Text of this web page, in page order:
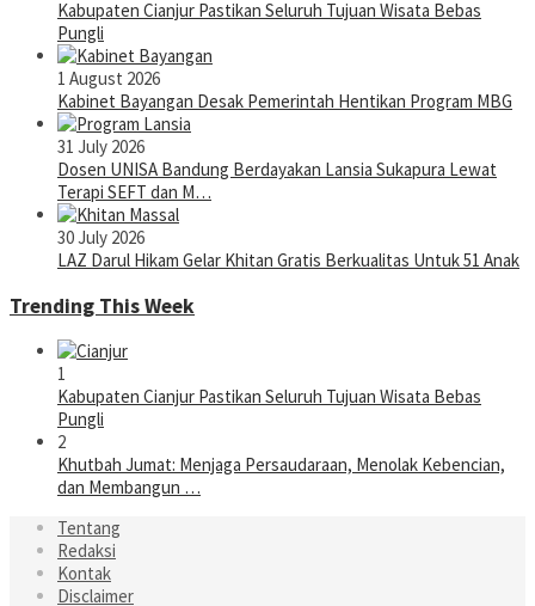
Kabupaten Cianjur Pastikan Seluruh Tujuan Wisata Bebas
Pungli
1 August 2026
Kabinet Bayangan Desak Pemerintah Hentikan Program MBG
31 July 2026
Dosen UNISA Bandung Berdayakan Lansia Sukapura Lewat
Terapi SEFT dan M…
30 July 2026
LAZ Darul Hikam Gelar Khitan Gratis Berkualitas Untuk 51 Anak
Trending This Week
1
Kabupaten Cianjur Pastikan Seluruh Tujuan Wisata Bebas
Pungli
2
Khutbah Jumat: Menjaga Persaudaraan, Menolak Kebencian,
dan Membangun …
Tentang
Redaksi
Kontak
Disclaimer